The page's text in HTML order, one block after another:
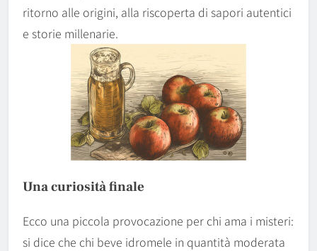
ritorno alle origini, alla riscoperta di sapori autentici
e storie millenarie.
Una curiosità finale
Ecco una piccola provocazione per chi ama i misteri:
si dice che chi beve idromele in quantità moderata